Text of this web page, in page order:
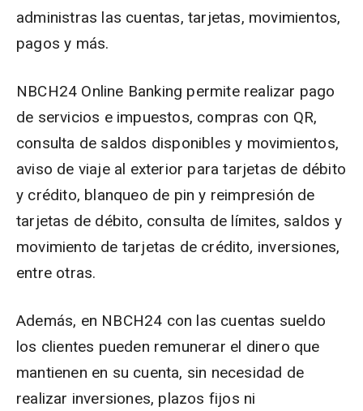
administras las cuentas, tarjetas, movimientos,
pagos y más.
NBCH24 Online Banking permite realizar pago
de servicios e impuestos, compras con QR,
consulta de saldos disponibles y movimientos,
aviso de viaje al exterior para tarjetas de débito
y crédito, blanqueo de pin y reimpresión de
tarjetas de débito, consulta de límites, saldos y
movimiento de tarjetas de crédito, inversiones,
entre otras.
Además, en NBCH24 con las cuentas sueldo
los clientes pueden remunerar el dinero que
mantienen en su cuenta, sin necesidad de
realizar inversiones, plazos fijos ni